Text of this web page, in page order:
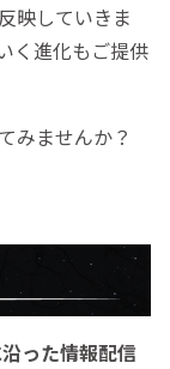
映していきま
く進化もご提供
みませんか？
った情報配信